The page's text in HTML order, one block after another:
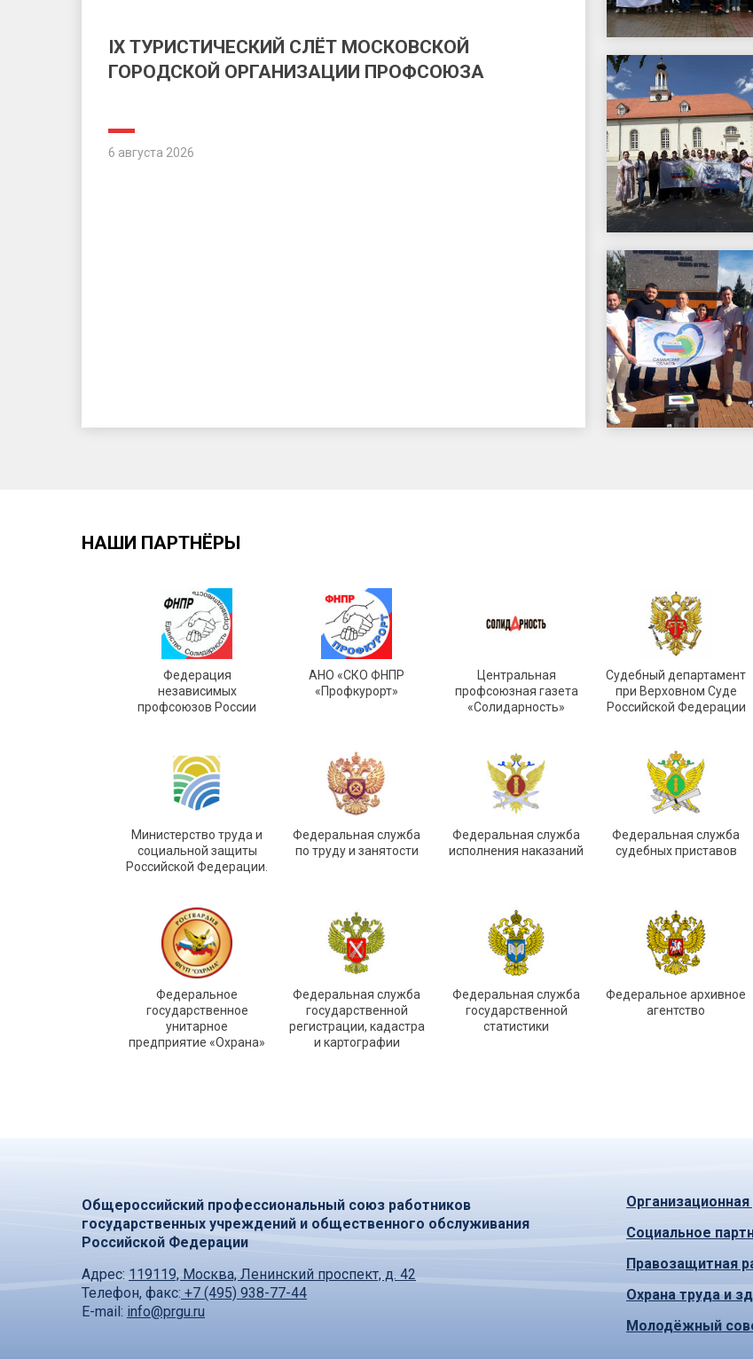
IX ТУРИСТИЧЕСКИЙ СЛЁТ МОСКОВСКОЙ
ГОРОДСКОЙ ОРГАНИЗАЦИИ ПРОФСОЮЗА
6 августа 2026
НАШИ ПАРТНЁРЫ
Федерация
независимых
профсоюзов России
АНО «СКО ФНПР
«Профкурорт»
Центральная
профсоюзная газета
«Солидарность»
Судебный департамент
при Верховном Суде
Российской Федерации
Министерство труда и
социальной защиты
Российской Федерации.
Федеральная служба
по труду и занятости
Федеральная служба
исполнения наказаний
Федеральная служба
судебных приставов
Федеральное
государственное
унитарное
предприятие «Охрана»
Федеральная служба
государственной
регистрации, кадастра
и картографии
Федеральная служба
государственной
статистики
Федеральное архивное
агентство
Общероссийский профессиональный союз работников
государственных учреждений и общественного обслуживания
Российской Федерации
Адрес: 119119, Москва, Ленинский проспект, д. 42
Телефон, факс: +7 (495) 938-77-44
E-mail: info@prgu.ru
Социальное
Правозащитная
Охрана труда и
Молодёжный